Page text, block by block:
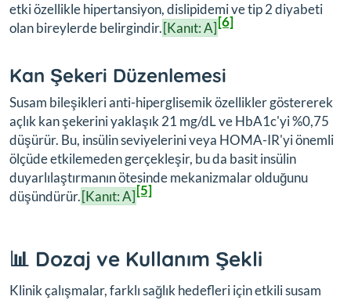
etki özellikle hipertansiyon, dislipidemi ve tip 2 diyabeti
olan bireylerde belirgindir.[Kanıt: A][6]
Kan Şekeri Düzenlemesi
Susam bileşikleri anti-hiperglisemik özellikler göstererek
açlık kan şekerini yaklaşık 21 mg/dL ve HbA1c'yi %0,75
düşürür. Bu, insülin seviyelerini veya HOMA-IR'yi önemli
ölçüde etkilemeden gerçekleşir, bu da basit insülin
duyarlılaştırmanın ötesinde mekanizmalar olduğunu
düşündürür.[Kanıt: A][5]
📊 Dozaj ve Kullanım Şekli
Klinik çalışmalar, farklı sağlık hedefleri için etkili susam